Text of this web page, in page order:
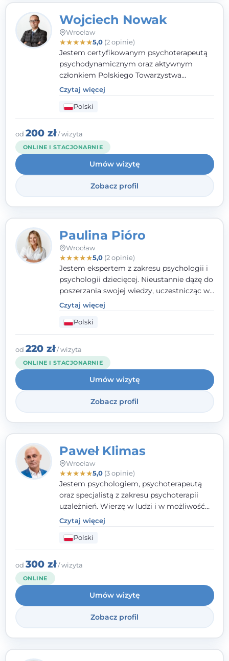
Wojciech Nowak
Wrocław
★★★★★5,0(2 opinie)
Jestem certyfikowanym psychoterapeutą
psychodynamicznym oraz aktywnym
członkiem Polskiego Towarzystwa
Psychoterapii Psychodynamicznej. W
mojej pracy zawodowej kładę duży nacisk
na uważne słuchanie Pacjenta. Interesuje
mnie szczególnie psychoterapia zaburzeń
osobowości, zaburzeń nerwicowych i
lękowych, a także zagadnienia związane z
małżeństwem i rodziną, w tym problemy w
relacjach rodzinnych. Nie specjalizuję się w
uzależnieniach.
Czytaj więcej
Polski
od 200 zł/ wizyta
ONLINE I STACJONARNIE
Umów wizytę
Zobacz profil
Paulina Pióro
Wrocław
★★★★★5,0(2 opinie)
Jestem ekspertem z zakresu psychologii i
psychologii dziecięcej. Nieustannie dążę do
poszerzania swojej wiedzy, uczestnicząc w
różnorodnych szkoleniach. Pracując z
dziećmi, młodzieżą i młodymi dorosłymi
niezwykle ważne jest dla mnie poczucie
bezpieczeństwa, zrozumienia oraz wolności
w wyrażaniu swojego zdania. Kieruję się
etyką zawodową, wierząc, że każdy
człowiek powinien otrzymać wsparcie i
pomoc, by poradzić sobie ze swoimi
problemami.
Czytaj więcej
Polski
od 220 zł/ wizyta
ONLINE I STACJONARNIE
Umów wizytę
Zobacz profil
Paweł Klimas
Wrocław
★★★★★5,0(3 opinie)
Jestem psychologiem, psychoterapeutą
oraz specjalistą z zakresu psychoterapii
uzależnień. Wierzę w ludzi i w możliwość
wprowadzenia zmian w ich życiu. Bardzo
często przekonuje się o tym, że każdy z nas,
w tym Ty i ja, ma wpływ na swoje
szczęście. Należy uwierzyć w siebie i działać
w obranym kierunku.
Czytaj więcej
Polski
od 300 zł/ wizyta
ONLINE
Umów wizytę
Zobacz profil